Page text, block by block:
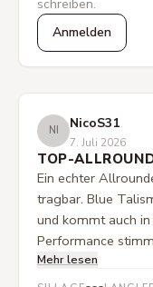
schreiben.
Anmelden
NI NicoS31
7. Juli 2026
TOP-
Ein echter
tragbar. Blue
und kommt auch
Performance
und die Sillage ist
richtig dosiert. Ein
Mehr lesen